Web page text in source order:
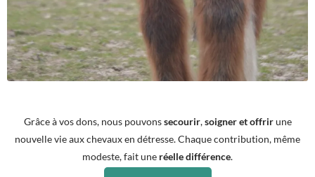
Grâce à vos dons, nous pouvonssecourir,soigner et offrirune
nouvelle vie aux chevaux en détresse. Chaque contribution, même
modeste, fait une réelle différence.